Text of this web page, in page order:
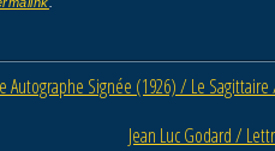
er
Autographe Signée (1926) / Le Sagittaire
Jean Luc Godard /